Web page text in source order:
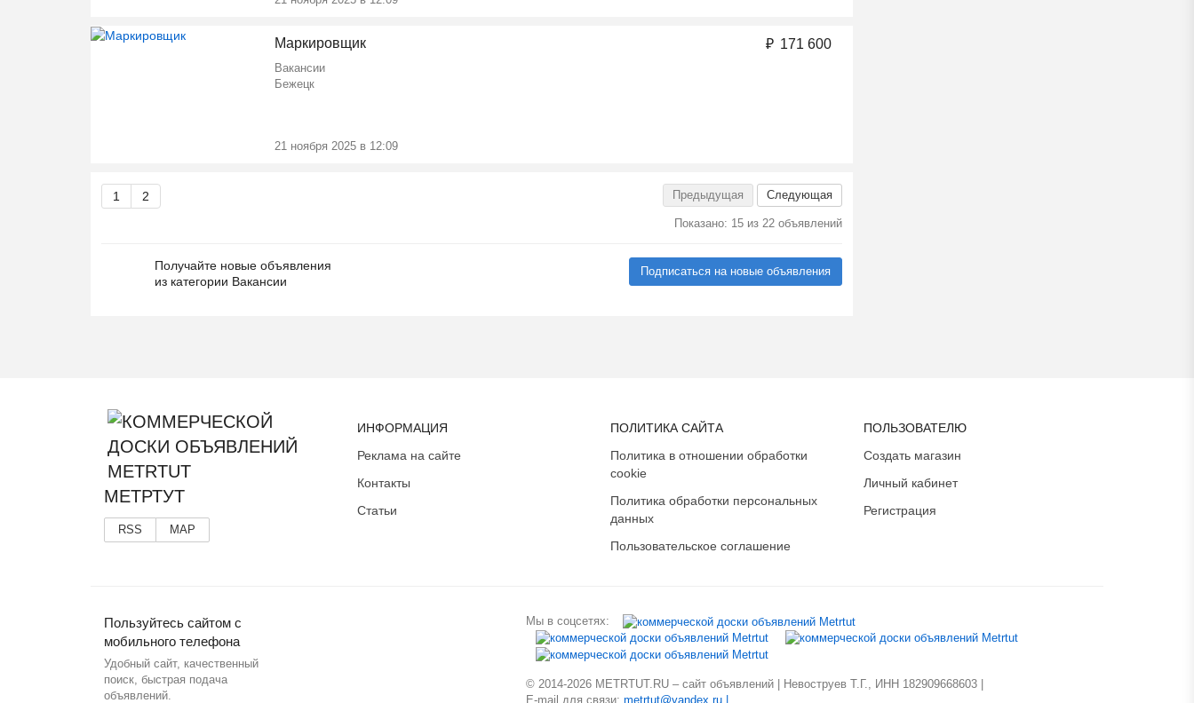
Маркировщик
Вакансии
Бежецк
21 ноября 2025 в 12:09
₽ 171 600
1 2 Предыдущая Следующая
Показано: 15 из 22 объявлений
Получайте новые объявления
из категории Вакансии
Подписаться на новые объявления
МЕТРТУТ
RSS MAP
ИНФОРМАЦИЯ
Реклама на сайте
Контакты
Статьи
ПОЛИТИКА САЙТА
Политика в отношении обработки
cookie
Политика обработки персональных
данных
Пользовательское соглашение
ПОЛЬЗОВАТЕЛЮ
Создать магазин
Личный кабинет
Регистрация
Пользуйтесь сайтом с
мобильного телефона
Удобный сайт, качественный
поиск, быстрая подача
объявлений.
Мы в соцсетях:
© 2014-2026 METRTUT.RU – сайт объявлений | Невоструев Т.Г., ИНН 182909668603 |
E-mail для связи: metrtut@yandex.ru |